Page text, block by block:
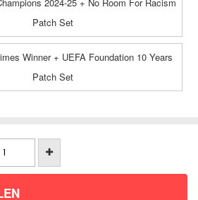
2024-25 + No Room For Racism
Patch Set
Winner + UEFA Foundation 10 Years
Patch Set